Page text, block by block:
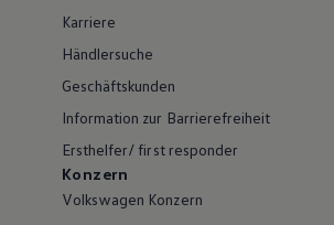
Karriere
Händlersuche
Geschäftskunden
Information zur Barrierefreiheit
Ersthelfer/ first responder
Konzern
Volkswagen Konzern